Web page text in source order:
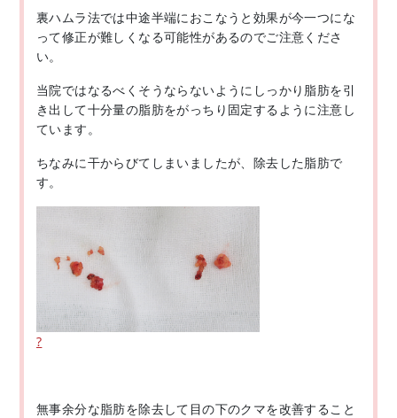
裏ハムラ法では中途半端におこなうと効果が今一つにな
って修正が難しくなる可能性があるのでご注意くださ
い。
当院ではなるべくそうならないようにしっかり脂肪を引
き出して十分量の脂肪をがっちり固定するように注意し
ています。
ちなみに干からびてしまいましたが、除去した脂肪で
す。
?
無事余分な脂肪を除去して目の下のクマを改善すること